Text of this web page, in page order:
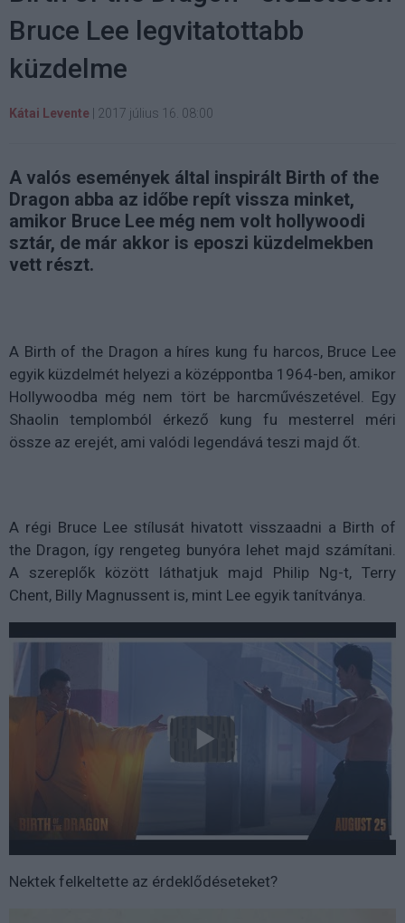
Bruce Lee legvitatottabb
küzdelme
Kátai Levente 2017 július 16. 08:00
A valós események által inspirált Birth of the
Dragon abba az időbe repít vissza minket,
amikor Bruce Lee még nem volt hollywoodi
sztár, de már akkor is eposzi küzdelmekben
vett részt.
A Birth of the Dragon a híres kung fu harcos, Bruce Lee
egyik küzdelmét helyezi a középpontba 1964-ben, amikor
Hollywoodba még nem tört be harcművészetével. Egy
Shaolin templomból érkező kung fu mesterrel méri
össze az erejét, ami valódi legendává teszi majd őt.
A régi Bruce Lee stílusát hivatott visszaadni a Birth of
the Dragon, így rengeteg bunyóra lehet majd számítani.
A szereplők között láthatjuk majd Philip Ng-t, Terry
Chent, Billy Magnussent is, mint Lee egyik tanítványa.
Nektek felkeltette az érdeklődéseteket?